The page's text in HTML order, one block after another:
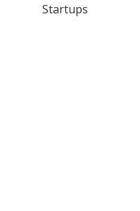
Startups